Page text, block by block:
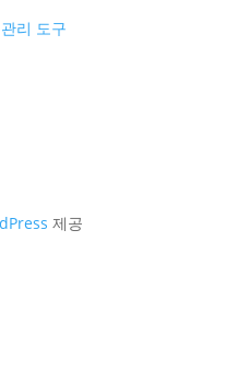
리 도구
제공